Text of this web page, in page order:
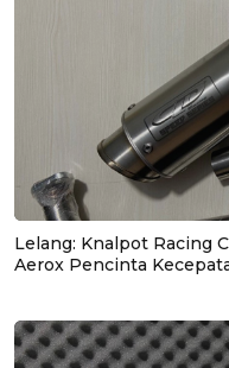
Lelang: Knalpot Racing
Aerox Pencinta